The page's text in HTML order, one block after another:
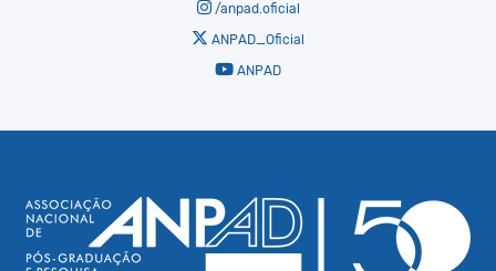
/anpad.oficial
ANPAD_Oficial
ANPAD